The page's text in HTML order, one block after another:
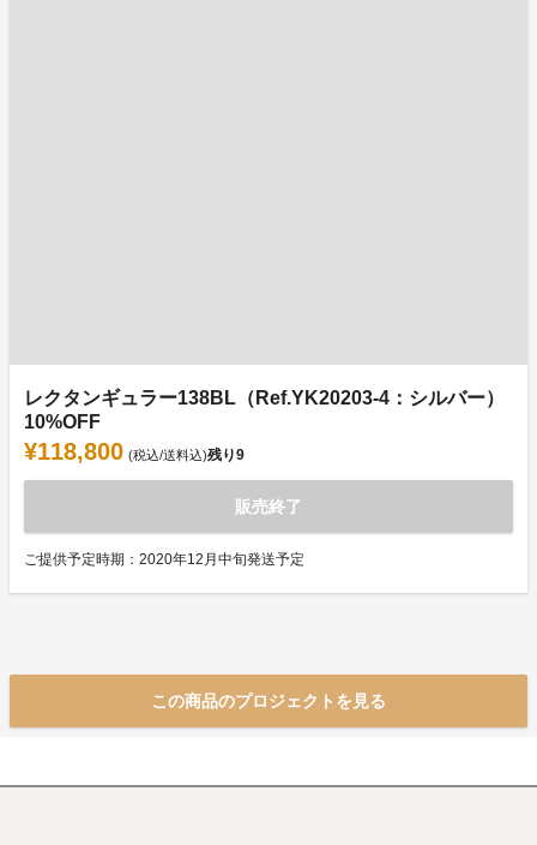
レクタンギュラー138BL（Ref.YK20203-4：シルバー）
10%OFF
¥118,800 (税込/送料込)残り9
販売終了
ご提供予定時期：2020年12月中旬発送予定
この商品のプロジェクトを見る